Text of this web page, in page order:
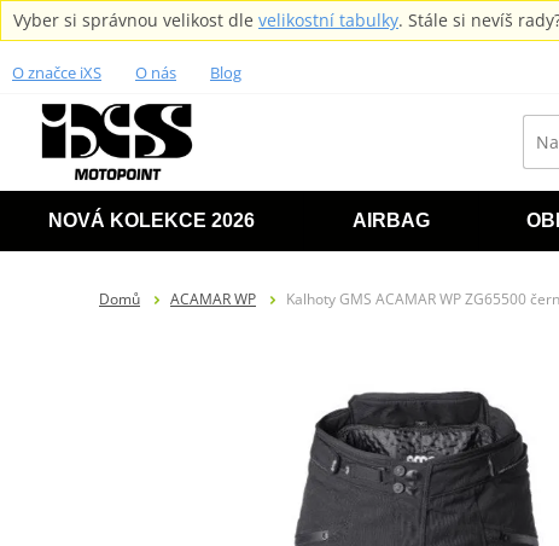
Vyber si správnou velikost dle velikostní tabulky. Stále si nevíš
O značce iXS O nás Blog
NOVÁ KOLEKCE 2026 AIRBAG
Domů ACAMAR WP Kalhoty GMS ACAMAR WP ZG65500